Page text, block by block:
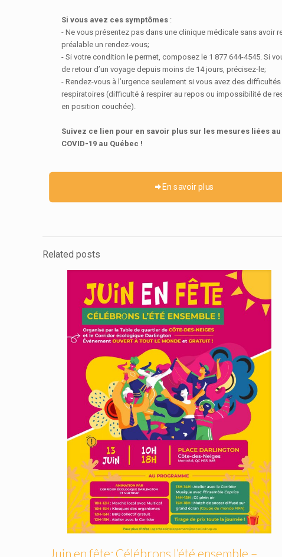
Si vous avez ces symptômes :
- Ne vous présentez pas dans une clinique médicale sans avoir
préalable un rendez-vous;
- Si votre condition le permet, composez le 1 877 644-4545. Si
de retour d’un voyage depuis moins de 14 jours, précisez-le;
- Rendez-vous à l’urgence seulement si vous avez des difficultés
respiratoires (difficulté à respirer au repos ou impossibilité de
en position couchée).
Suivez ce lien pour en savoir plus sur les mesures liées au
COVID-19 au Québec !
En savoir plus
Related posts
Juin en fête: Célébrons l’été ensemble –